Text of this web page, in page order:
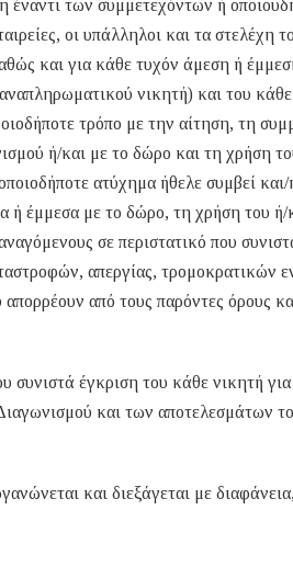
των συμμετεχόντων ή
οι υπάλληλοι και τα στελέχη
και για κάθε τυχόν άμεση ή
νικητή) και του
τρόπο με την αίτηση, τη
ή/και με το δώρο και τη χρήση
ατύχημα ήθελε συμβεί
ή έμμεσα με το δώρο, τη χρήση του
σε περιστατικό που
απεργίας, τρομοκρατικών
απορρέουν από τους παρόντες όρους
έγκριση του κάθε νικητή
και των αποτελεσμάτων
και διεξάγεται με